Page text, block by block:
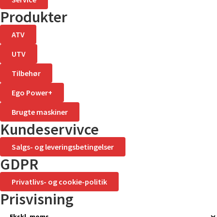
Produkter
ATV
UTV
Tilbehør
Ego Power+
Brugte maskiner
Kundeservivce
Salgs- og leveringsbetingelser
GDPR
Privatlivs- og cookie-politik
Prisvisning